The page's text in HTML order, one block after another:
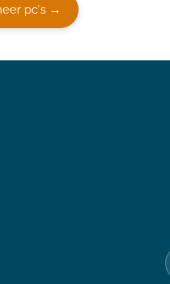
pc's →